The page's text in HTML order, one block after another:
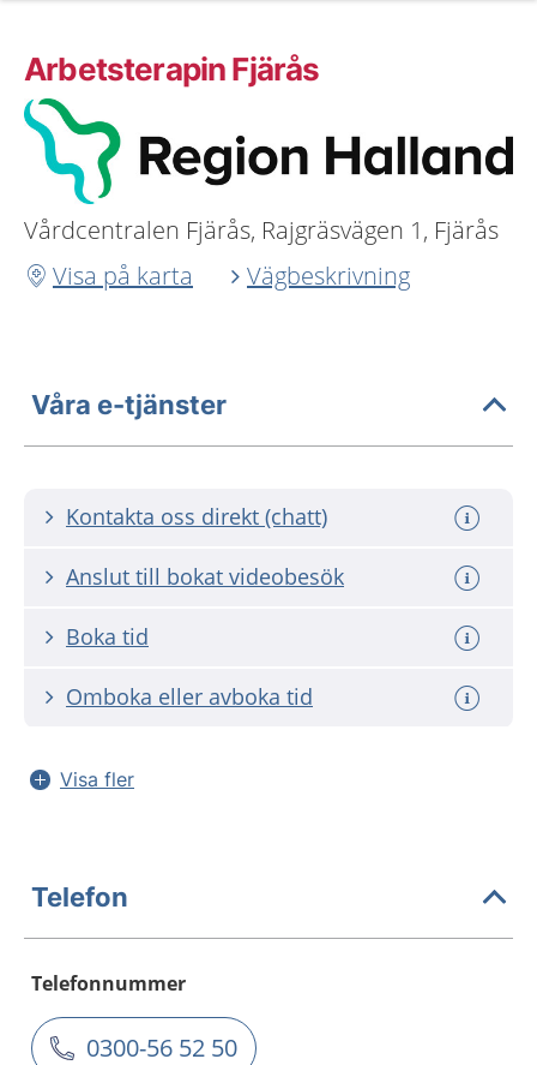
Arbetsterapin Fjärås
Vårdcentralen Fjärås, Rajgräsvägen 1, Fjärås
Visa på karta
Vägbeskrivning
Våra e-tjänster
Kontakta oss direkt (chatt)
Anslut till bokat videobesök
Boka tid
Omboka eller avboka tid
Visa fler
Telefon
Telefonnummer
0300-56 52 50